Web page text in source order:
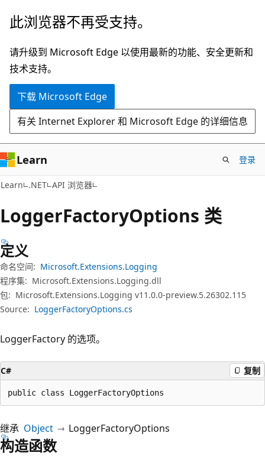
跳
主
要
内
跳
页
内
导
此浏览器不再受支持。
请升级到 Microsoft Edge 以使用最新的功能、安全更新和
技术支持。
下载 Microsoft Edge
有关 Internet Explorer 和 Microsoft Edge 的详细信息
Learn 登录
Learn .NET API 浏览器
LoggerFactoryOptions 类
定义
命名空间: Microsoft.Extensions.Logging
程序集: Microsoft.Extensions.Logging.dll
包: Microsoft.Extensions.Logging v11.0.0-preview.5.26302.115
Source: LoggerFactoryOptions.cs
LoggerFactory 的选项。
C# 复制
public class LoggerFactoryOptions
继承 Object LoggerFactoryOptions
构造函数